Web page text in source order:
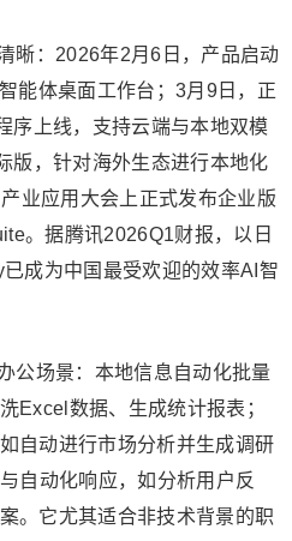
晰：2026年2月6日，产品启动
能体桌面工作台；3月9日，正
序上线，支持云端与本地双模
版，针对海外生态进行本地化
业应用大会上正式发布企业版
。据腾讯2026Q1财报，以日
成为中国最受欢迎的效率AI智
公场景：本地信息自动化批量
Excel数据、生成统计报表；
自动进行市场分析并生成调研
自动化响应，如分析用户反
。它尤其适合非技术背景的职